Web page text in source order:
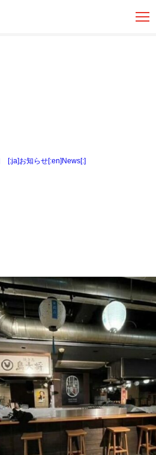
[:ja]お知らせ[:en]News[:]